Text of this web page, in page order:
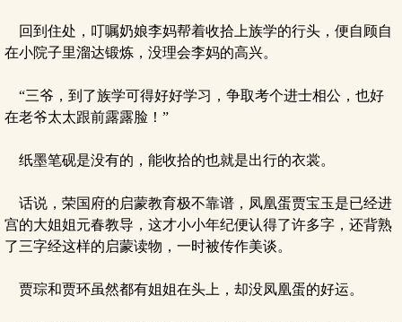
回到住处，叮嘱奶娘李妈帮着收拾上族学的行头，便自顾自
在小院子里溜达锻炼，没理会李妈的高兴。
“三爷，到了族学可得好好学习，争取考个进士相公，也好
在老爷太太跟前露露脸！”
纸墨笔砚是没有的，能收拾的也就是出行的衣裳。
话说，荣国府的启蒙教育极不靠谱，凤凰蛋贾宝玉是已经进
宫的大姐姐元春教导，这才小小年纪便认得了许多字，还背熟
了三字经这样的启蒙读物，一时被传作美谈。
贾琮和贾环虽然都有姐姐在头上，却没凤凰蛋的好运。